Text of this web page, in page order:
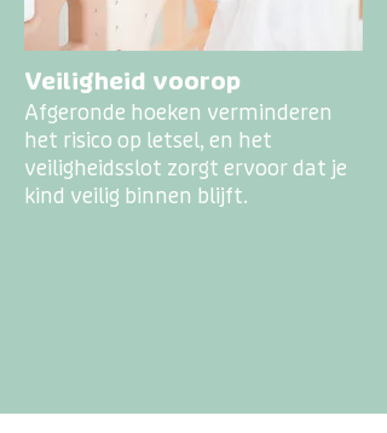
Veiligheid voorop
Afgeronde hoeken verminderen
het risico op letsel, en het
veiligheidsslot zorgt ervoor dat je
kind veilig binnen blijft.